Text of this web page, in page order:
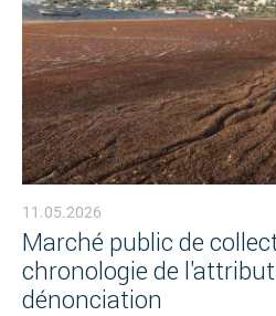
11.05.2026
Marché public de
chronologie de
dénonciation